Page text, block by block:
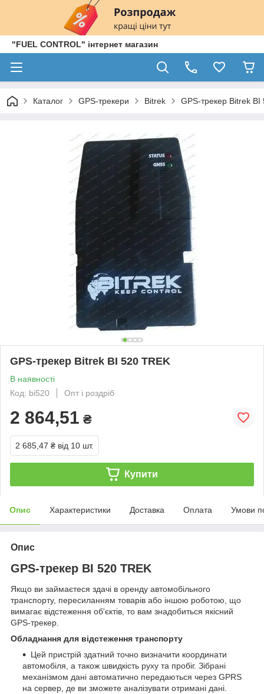
"FUEL CONTROL" інтернет магазин
Каталог GPS-трекери Bitrek GPS-трекер Bitrek BI
GPS-трекер Bitrek BI 520 TREK
В наявності
Код: bi520
Опт і роздріб
2 864,51 ₴
2 685,47 ₴ від 10 шт.
Купити
Опис Характеристики Доставка Оплата Умови
Опис
GPS-трекер BI 520 TREK​
Якщо ви займаєтеся здачі в оренду автомобільного
транспорту, пересиланням товарів або іншою роботою, що
вимагає відстеження об'єктів, то вам знадобиться якісний
GPS-трекер.
Обладнання для відстеження транспорту
Цей пристрій здатний точно визначити координати
автомобіля, а також швидкість руху та пробіг. Зібрані
механізмом дані автоматично передаються через GPRS
на сервер, де ви зможете аналізувати отримані дані.